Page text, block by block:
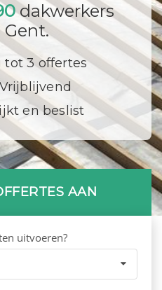
dakwerkers
tot 3 offertes
en beslist
AAN
uitvoeren?